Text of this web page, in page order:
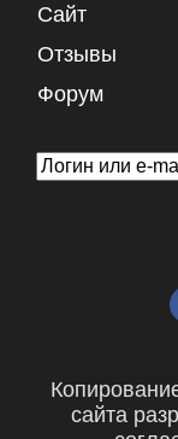
Сайт
Отзывы
Форум
сайта